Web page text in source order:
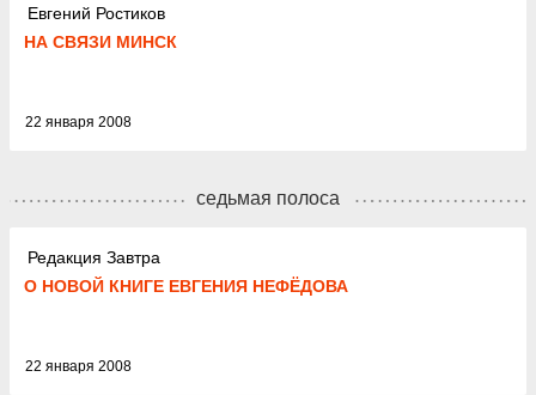
Евгений Ростиков
НА СВЯЗИ МИНСК
22 января 2008
седьмая полоса
Редакция Завтра
О НОВОЙ КНИГЕ ЕВГЕНИЯ НЕФЁДОВА
22 января 2008